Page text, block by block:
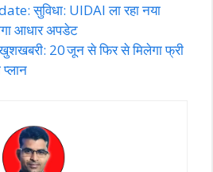
सुविधा: UIDAI ला रहा नया
आधार अपडेट
20 जून से फिर से मिलेगा फ्री
प्लान